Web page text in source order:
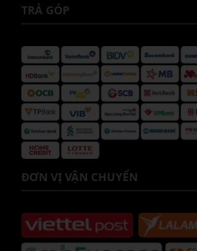
TRẢ GÓP
ĐƠN VỊ VẬN CHUYỂN